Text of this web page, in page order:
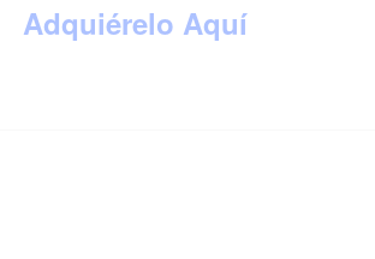
Adquiérelo Aquí